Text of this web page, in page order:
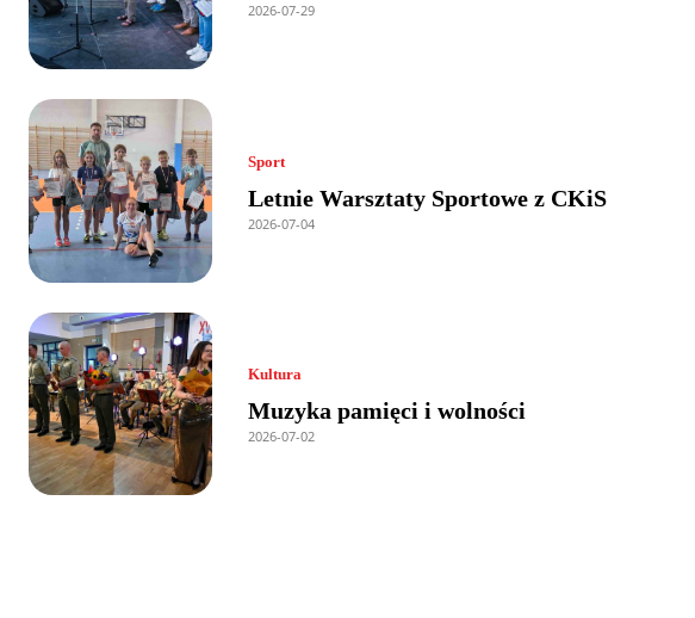
2026-07-29
Sport
Letnie Warsztaty Sportowe z CKiS
2026-07-04
Kultura
Muzyka pamięci i wolności
2026-07-02